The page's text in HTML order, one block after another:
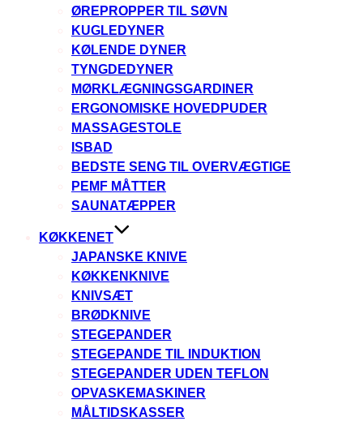
ØREPROPPER TIL SØVN
KUGLEDYNER
KØLENDE DYNER
TYNGDEDYNER
MØRKLÆGNINGSGARDINER
ERGONOMISKE HOVEDPUDER
MASSAGESTOLE
ISBAD
BEDSTE SENG TIL OVERVÆGTIGE
PEMF MÅTTER
SAUNATÆPPER
KØKKENET
JAPANSKE KNIVE
KØKKENKNIVE
KNIVSÆT
BRØDKNIVE
STEGEPANDER
STEGEPANDE TIL INDUKTION
STEGEPANDER UDEN TEFLON
OPVASKEMASKINER
MÅLTIDSKASSER